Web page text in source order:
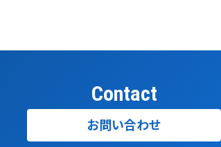
Contact
お問い合わせ